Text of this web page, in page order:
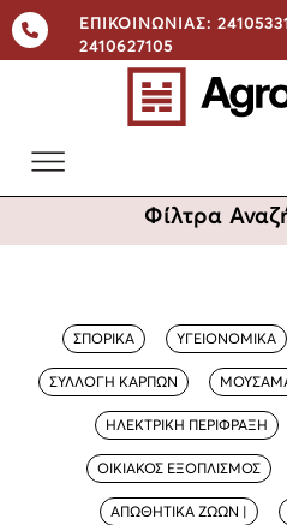
ΕΠΙΚΟΙΝΩΝΙΑΣ:
2410627105
Φίλτρα
ΣΠΟΡΙΚΑ ΥΓΕΙΟΝΟΜΙΚΑ
ΣΥΛΛΟΓΗ ΚΑΡΠΩΝ
ΗΛΕΚΤΡΙΚΗ ΠΕΡΙΦΡΑΞΗ
ΟΙΚΙΑΚΟΣ ΕΞΟΠΛΙΣΜΟΣ
ΑΠΩΘΗΤΙΚΑ ΖΩΩΝ |